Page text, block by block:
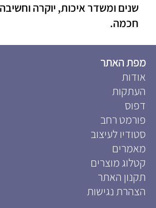
שנים ומשדר איכות, יוקרה
חכמה.
מפת האתר
אודות
העתקות
דפוס
פורמט רחב
סטודיו לעיצוב
מאמרים
קטלוג מוצרים
תקנון האתר
הצהרת נגישות